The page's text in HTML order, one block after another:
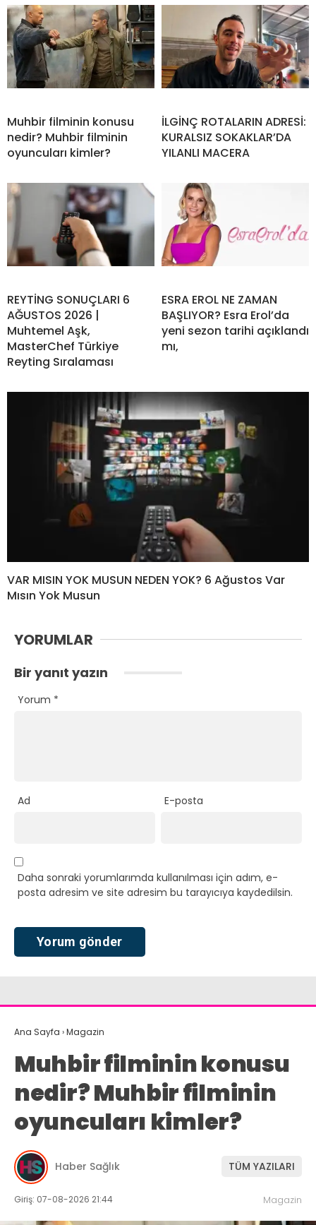
Muhbir filminin konusu
nedir? Muhbir filminin
oyuncuları kimler?
İLGİNÇ ROTALARIN ADRESİ:
KURALSIZ SOKAKLAR’DA
YILANLI MACERA
REYTİNG SONUÇLARI 6
AĞUSTOS 2026 |
Muhtemel Aşk,
MasterChef Türkiye
Reyting Sıralaması
ESRA EROL NE ZAMAN
BAŞLIYOR? Esra Erol’da
yeni sezon tarihi açıklandı
mı,
VAR MISIN YOK MUSUN NEDEN YOK? 6 Ağustos Var
Mısın Yok Musun
YORUMLAR
Bir yanıt yazın
Yorum *
Ad E-posta
Daha sonraki yorumlarımda kullanılması için adım, e-
posta adresim ve site adresim bu tarayıcıya kaydedilsin.
Ana Sayfa ›Magazin
Muhbir filminin konusu
nedir? Muhbir filminin
oyuncuları kimler?
Haber Sağlık TÜM YAZILARI
Giriş: 07-08-2026 21:44 Magazin